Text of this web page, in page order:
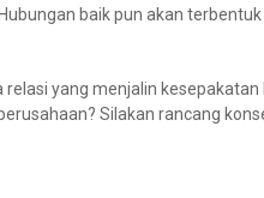
baik pun akan
yang menjalin kesepakatan
Silakan rancang